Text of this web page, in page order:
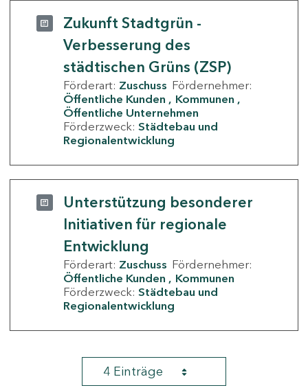
Zukunft Stadtgrün -
Verbesserung des
städtischen Grüns (ZSP)
Förderart: Zuschuss Fördernehmer:
Öffentliche Kunden
Kommunen
Öffentliche Unternehmen
Förderzweck: Städtebau und
Regionalentwicklung
Unterstützung besonderer
Initiativen für regionale
Entwicklung
Förderart: Zuschuss Fördernehmer:
Öffentliche Kunden
Kommunen
Förderzweck: Städtebau und
Regionalentwicklung
4 Einträge